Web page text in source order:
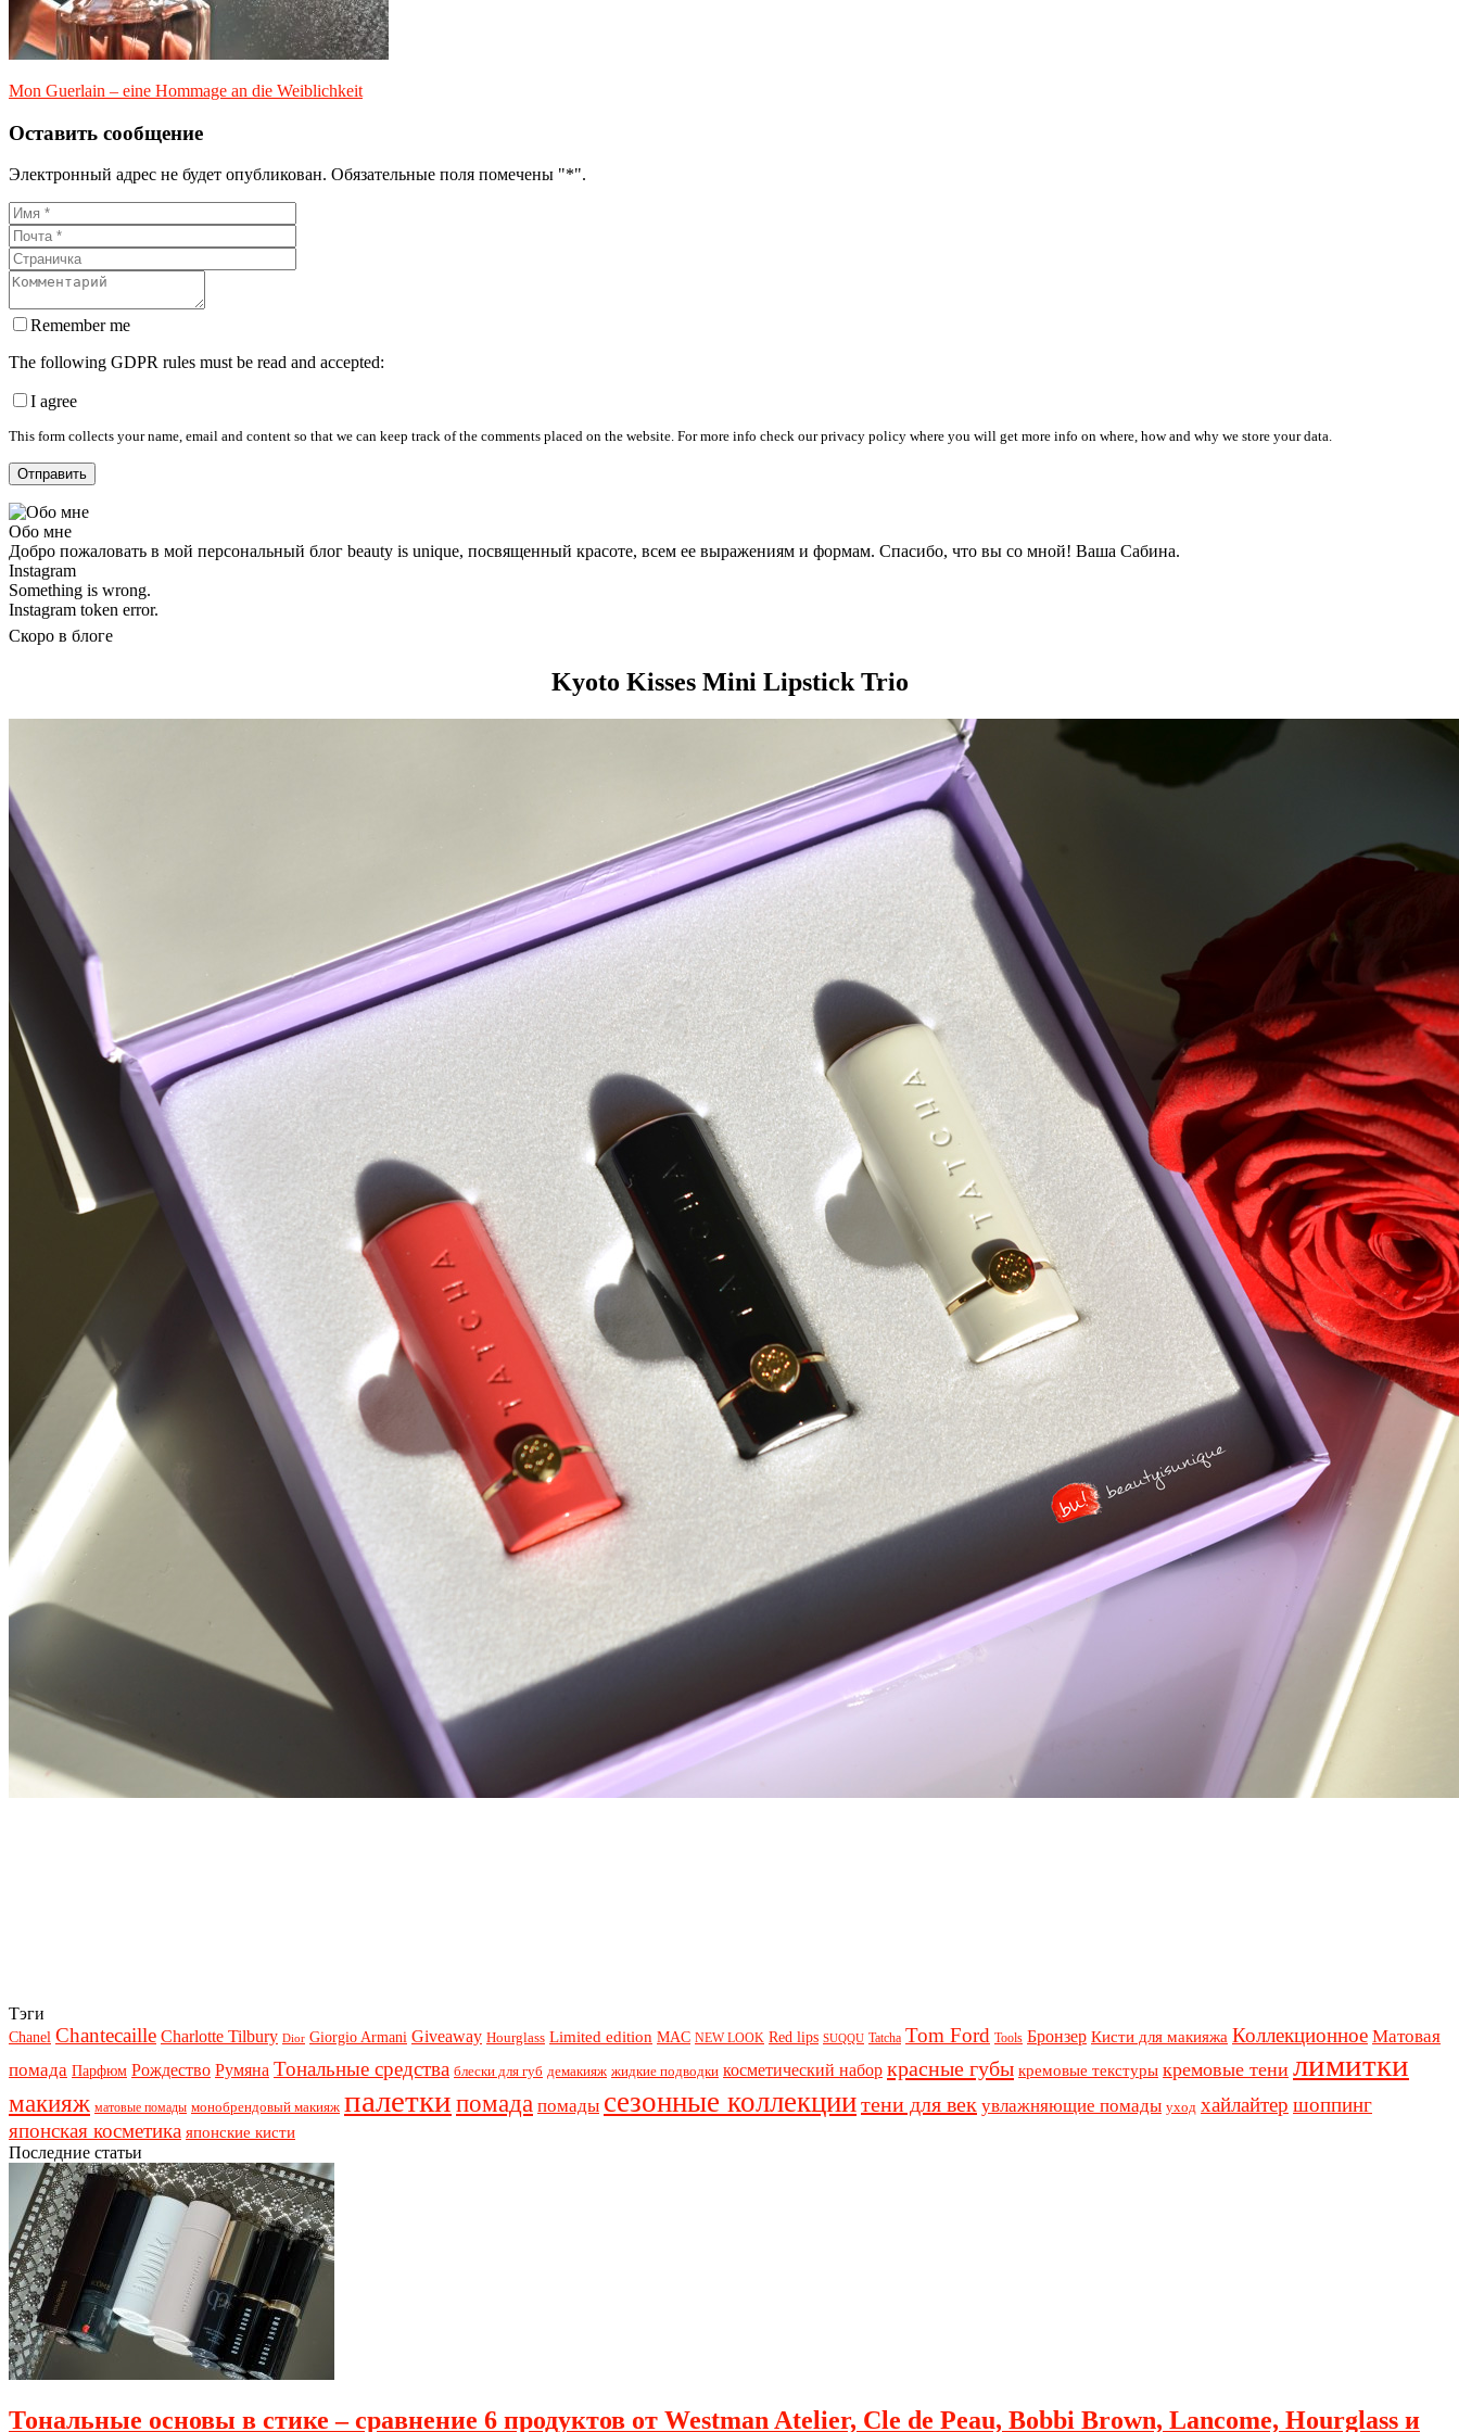
Mon Guerlain – eine Hommage an die Weiblichkeit
Оставить сообщение
Электронный адрес не будет опубликован. Обязательные поля помечены "*".
Remember me
The following GDPR rules must be read and accepted:
I agree
This form collects your name, email and content so that we can keep track of the comments placed on the website. For more info check our privacy policy where you will get more info on where, how and why we store your data.
Обо мне
Добро пожаловать в мой персональный блог beauty is unique, посвященный красоте, всем ее выражениям и формам. Спасибо, что вы со мной! Ваша Сабина.
Instagram
Something is wrong.
Instagram token error.
Скоро в блоге
Kyoto Kisses Mini Lipstick Trio
Тэги
Chanel Chantecaille Charlotte Tilbury Dior Giorgio Armani Giveaway Hourglass Limited edition MAC NEW LOOK Red lips SUQQU Tatcha Tom Ford Tools Бронзер Кисти для макияжа Коллекционное Матовая
помада Парфюм Рождество Румяна Тональные средства блески для губ демакияж жидкие подводки косметический набор красные губы кремовые текстуры кремовые тени лимитки
макияж матовые помады монобрендовый макияж палеткипомада помады сезонные коллекциитени для век увлажняющие помады уход хайлайтер шоппинг
японская косметика японские кисти
Последние статьи
Тональные основы в стике – сравнение 6 продуктов от Westman Atelier, Cle de Peau, Bobbi Brown, Lancome, Hourglass и